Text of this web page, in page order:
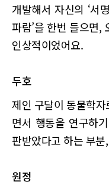
개발해서 자신의 ‘서
파람’을 한번 들으면,
인상적이었어요.
두호
제인 구달이 동물학
면서 행동을 연구하
판받았다고 하는 부
원정